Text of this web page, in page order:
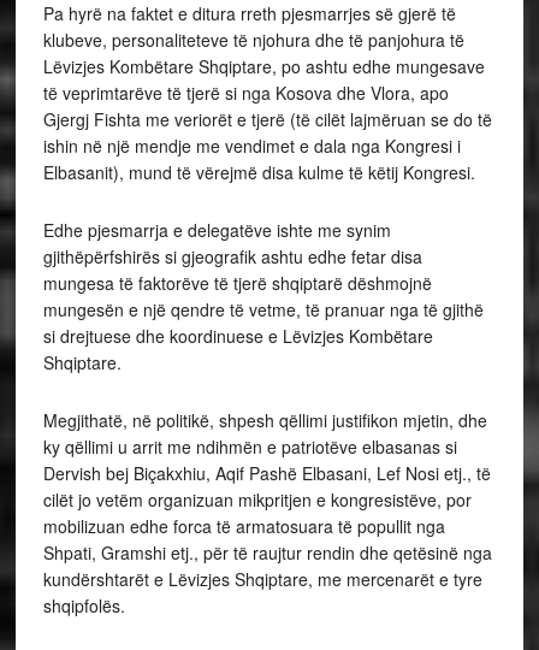
Pa hyrë na faktet e ditura rreth pjesmarrjes së gjerë të
klubeve, personaliteteve të njohura dhe të panjohura të
Lëvizjes Kombëtare Shqiptare, po ashtu edhe mungesave
të veprimtarëve të tjerë si nga Kosova dhe Vlora, apo
Gjergj Fishta me veriorët e tjerë (të cilët lajmëruan se do të
ishin në një mendje me vendimet e dala nga Kongresi i
Elbasanit), mund të vërejmë disa kulme të këtij Kongresi.
Edhe pjesmarrja e delegatëve ishte me synim
gjithëpërfshirës si gjeografik ashtu edhe fetar disa
mungesa të faktorëve të tjerë shqiptarë dëshmojnë
mungesën e një qendre të vetme, të pranuar nga të gjithë
si drejtuese dhe koordinuese e Lëvizjes Kombëtare
Shqiptare.
Megjithatë, në politikë, shpesh qëllimi justifikon mjetin, dhe
ky qëllimi u arrit me ndihmën e patriotëve elbasanas si
Dervish bej Biçakxhiu, Aqif Pashë Elbasani, Lef Nosi etj., të
cilët jo vetëm organizuan mikpritjen e kongresistëve, por
mobilizuan edhe forca të armatosuara të popullit nga
Shpati, Gramshi etj., për të raujtur rendin dhe qetësinë nga
kundërshtarët e Lëvizjes Shqiptare, me mercenarët e tyre
shqipfolës.